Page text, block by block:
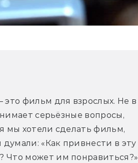
фильм для взрослых. Не в
серьёзные вопросы,
мы хотели сделать фильм,
«Как привнести в эту
Что может им понравиться?»